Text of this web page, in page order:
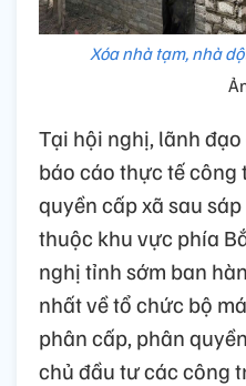
Xóa nhà tạm, nhà
Tại hội nghị, lãnh
báo cáo thực tế
quyền cấp xã sau
thuộc khu vực phía
nghị tỉnh sớm ban
nhất về tổ chức bộ
phân cấp, phân
chủ đầu tư các công